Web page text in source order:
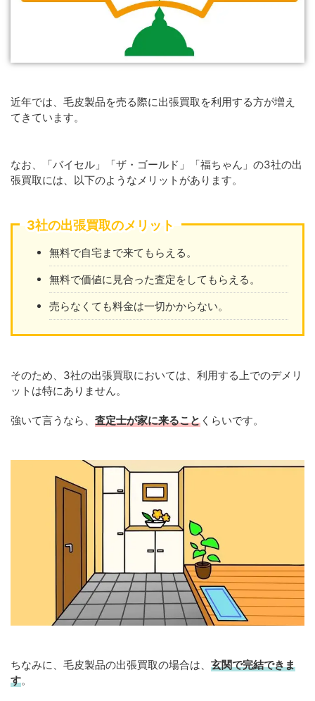
近年では、毛皮製品を売る際に出張買取を利用する方が増え
てきています。
なお、「バイセル」「ザ・ゴールド」「福ちゃん」の3社の出
張買取には、以下のようなメリットがあります。
3社の出張買取のメリット
無料で自宅まで来てもらえる。
無料で価値に見合った査定をしてもらえる。
売らなくても料金は一切かからない。
そのため、3社の出張買取においては、利用する上でのデメリ
ットは特にありません。
強いて言うなら、 査定士が家に来ること くらいです。
ちなみに、毛皮製品の出張買取の場合は、 玄関で完結できま
す。